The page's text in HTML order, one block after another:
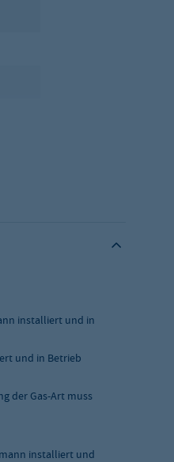
installiert und in
und in Betrieb
der Gas-Art muss
installiert und